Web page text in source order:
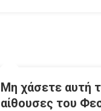
Μη χάσετε αυτή
αίθουσες του